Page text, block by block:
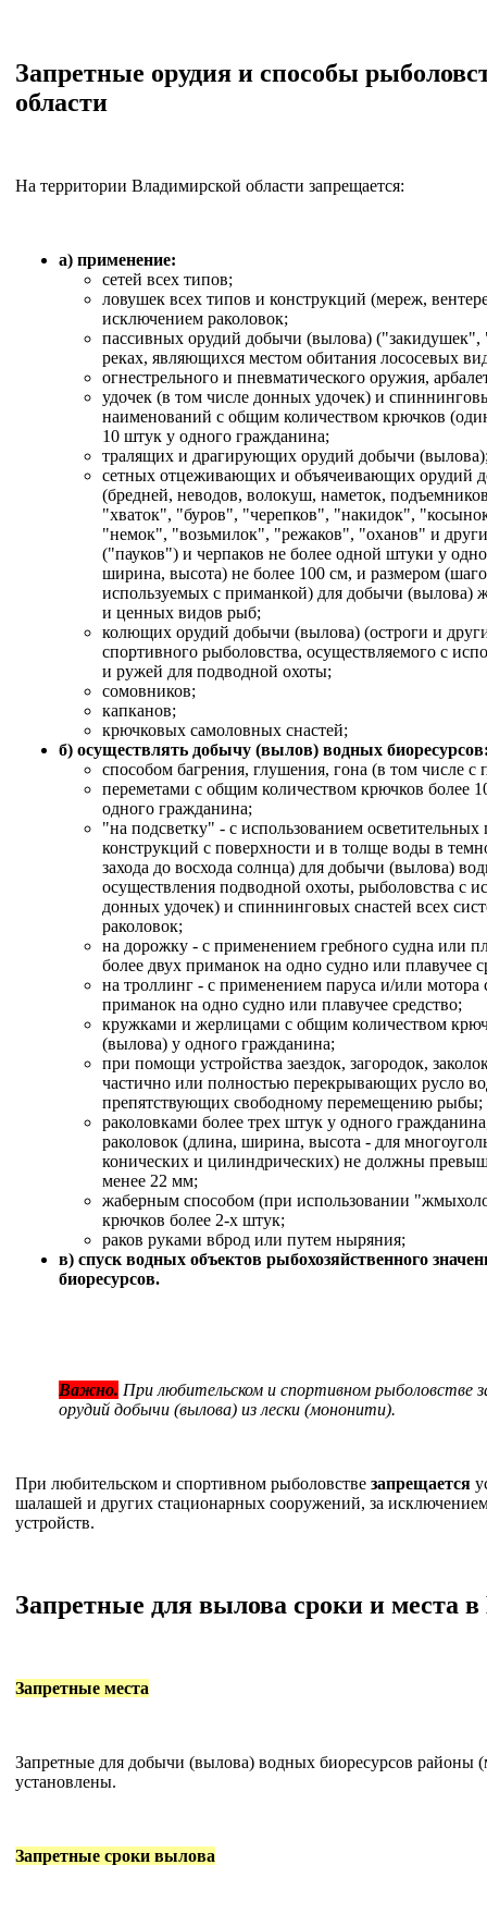
Запретные орудия и способы
области
На территории Владимирской области запрещается:
а) применение:
сетей всех типов;
ловушек всех типов и конструкций (мереж,
исключением раколовок;
пассивных орудий добычи (вылова)
реках, являющихся местом обитания лососевых
огнестрельного и пневматического оружия,
удочек (в том числе донных удочек) и
наименований с общим количеством крючков
10 штук у одного гражданина;
тралящих и драгирующих орудий добычи
сетных отцеживающих и объячеивающих орудий
(бредней, неводов, волокуш, наметок,
"хваток", "буров", "черепков", "накидок",
"немок", "возьмилок", "режаков", "оханов" и
("пауков") и черпаков не более одной штуки у
ширина, высота) не более 100 см, и размером
используемых с приманкой) для добычи (вылова)
и ценных видов рыб;
колющих орудий добычи (вылова) (остроги и
спортивного рыболовства, осуществляемого с
и ружей для подводной охоты;
сомовников;
капканов;
крючковых самоловных снастей;
б) осуществлять добычу (вылов) водных
способом багрения, глушения, гона (в том числе
переметами с общим количеством крючков более
одного гражданина;
"на подсветку" - с использованием
конструкций с поверхности и в толще воды в
захода до восхода солнца) для добычи (вылова)
осуществления подводной охоты, рыболовства с
донных удочек) и спиннинговых снастей всех
раколовок;
на дорожку - с применением гребного судна или
более двух приманок на одно судно или плавучее
на троллинг - с применением паруса и/или мотора
приманок на одно судно или плавучее средство;
кружками и жерлицами с общим количеством
(вылова) у одного гражданина;
при помощи устройства заездок, загородок,
частично или полностью перекрывающих русло
препятствующих свободному перемещению рыбы;
раколовками более трех штук у одного
раколовок (длина, ширина, высота - для
конических и цилиндрических) не должны
менее 22 мм;
жаберным способом (при использовании
крючков более 2-х штук;
раков руками вброд или путем ныряния;
в) спуск водных объектов рыбохозяйственного
биоресурсов.
Важно. При любительском и спортивном рыболовстве
орудий добычи (вылова) из лески (мононити).
При любительском и спортивном рыболовстве запрещается
шалашей и других стационарных сооружений, за
устройств.
Запретные для вылова сроки и места
Запретные места
Запретные для добычи (вылова) водных биоресурсов районы
установлены.
Запретные сроки вылова